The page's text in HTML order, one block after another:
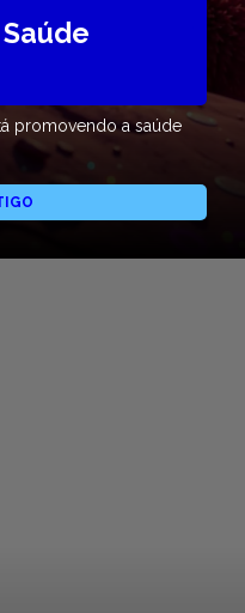
promovendo a saúde